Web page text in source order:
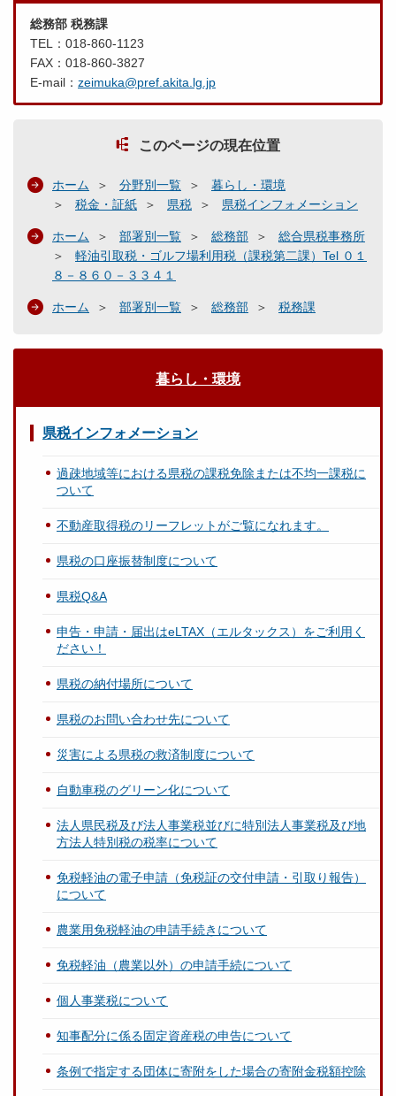
総務部 税務課
TEL：018-860-1123
FAX：018-860-3827
E-mail： zeimuka@pref.akita.lg.jp
このページの現在位置
ホーム 分野別一覧
暮らし・環境
税金・証紙
県税 県税インフォメーション
ホーム 部署別一覧 総務部
総合県税事務所
軽油引取税・ゴルフ場利用税（課税第二課）Tel ０１
８－８６０－３３４１
ホーム 部署別一覧 総務部 税務課
暮らし・環境
県税インフォメーション
過疎地域等における県税の課税免除または不均一課税に
ついて
不動産取得税のリーフレットがご覧になれます。
県税の口座振替制度について
県税Q&A
申告・申請・届出はeLTAX（エルタックス）をご利用く
ださい！
県税の納付場所について
県税のお問い合わせ先について
災害による県税の救済制度について
自動車税のグリーン化について
法人県民税及び法人事業税並びに特別法人事業税及び地
方法人特別税の税率について
免税軽油の電子申請（免税証の交付申請・引取り報告）
について
農業用免税軽油の申請手続きについて
免税軽油（農業以外）の申請手続について
個人事業税について
知事配分に係る固定資産税の申告について
条例で指定する団体に寄附をした場合の寄附金税額控除